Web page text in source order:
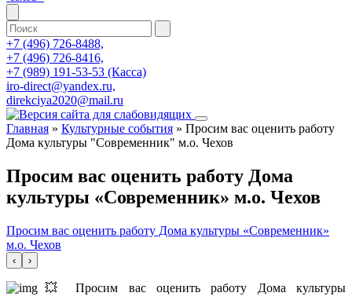
+7 (496) 726-8488,
+7 (496) 726-8416,
+7 (989) 191-53-53 (Касса)
iro-direct@yandex.ru,
direkciya2020@mail.ru
Главная » Культурные события » Просим вас оценить работу
Дома культуры "Современник" м.о. Чехов
Просим вас оценить работу Дома
культуры «Современник» м.о. Чехов
Просим вас оценить работу Дома культуры «Современник»
м.о. Чехов
‹ ›
💥 Просим вас оценить работу Дома культуры